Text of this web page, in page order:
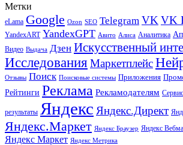
Метки
eLama Google Ozon SEO Telegram VK VK
YandexART YandexGPT Авито Алиса Аналитика
Видео Выдача Дзен Искусственный
Исследования Маркетплейс
Отзывы Поиск Поисковые системы Приложения
Рейтинги Реклама Рекламодателям
результаты Яндекс Яндекс.Директ
Яндекс.Маркет Яндекс Браузер Яндекс
Яндекс Маркет Яндекс Метрика